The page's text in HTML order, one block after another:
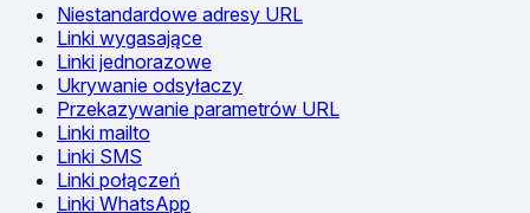
Niestandardowe adresy URL
Linki wygasające
Linki jednorazowe
Ukrywanie odsyłaczy
Przekazywanie parametrów URL
Linki mailto
Linki SMS
Linki połączeń
Linki WhatsApp